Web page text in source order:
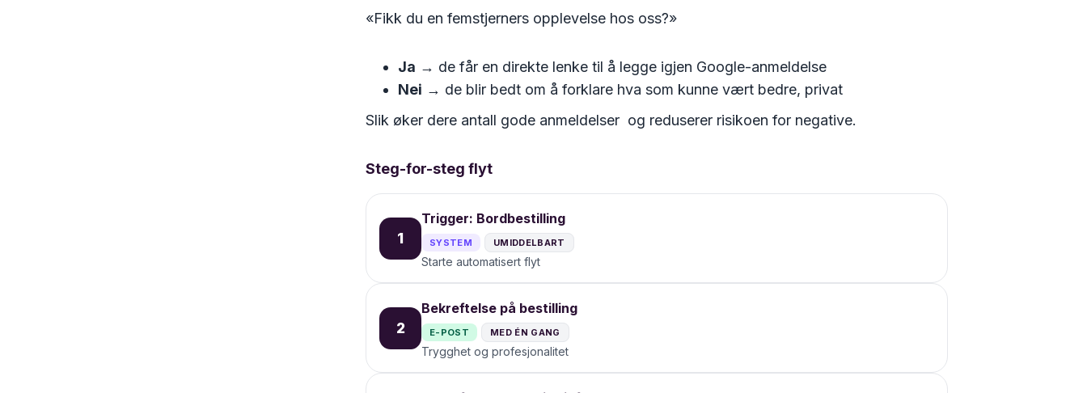
«Fikk du en femstjerners opplevelse hos oss?»
Ja → de får en direkte lenke til å legge igjen Google-anmeldelse
Nei → de blir bedt om å forklare hva som kunne vært bedre, privat
Slik øker dere antall gode anmeldelser og reduserer risikoen for negative.
Steg-for-steg flyt
1
Trigger: Bordbestilling
SYSTEM UMIDDELBART
Starte automatisert flyt
2
Bekreftelse på bestilling
E-POST MED ÉN GANG
Trygghet og profesjonalitet